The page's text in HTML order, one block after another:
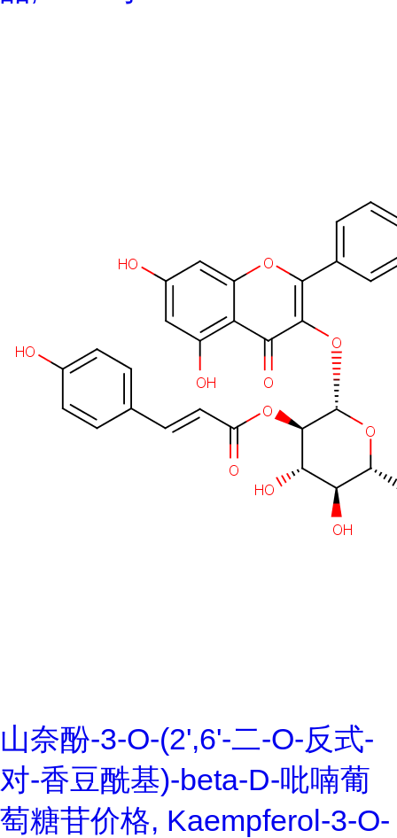
山奈酚-3-O-(2',6'-二-O-反式-
对-香豆酰基)-beta-D-吡喃葡
萄糖苷价格, Kaempferol-3-O-